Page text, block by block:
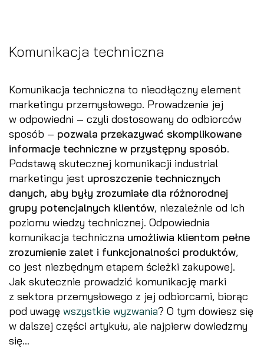
Komunikacja techniczna
Komunikacja techniczna to nieodłączny element
marketingu przemysłowego. Prowadzenie jej
w odpowiedni – czyli dostosowany do odbiorców
sposób – pozwala przekazywać skomplikowane
informacje techniczne w przystępny sposób.
Podstawą skutecznej komunikacji industrial
marketingu jest uproszczenie technicznych
danych, aby były zrozumiałe dla różnorodnej
grupy potencjalnych klientów, niezależnie od ich
poziomu wiedzy technicznej. Odpowiednia
komunikacja techniczna umożliwia klientom pełne
zrozumienie zalet i funkcjonalności produktów,
co jest niezbędnym etapem ścieżki zakupowej.
Jak skutecznie prowadzić komunikację marki
z sektora przemysłowego z jej odbiorcami, biorąc
pod uwagę wszystkie wyzwania? O tym dowiesz się
w dalszej części artykułu, ale najpierw dowiedzmy
się…